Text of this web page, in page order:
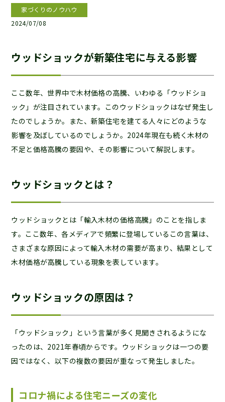
家づくりのノウハウ
2024/07/08
ウッドショックが新築住宅に与える影響
ここ数年、世界中で木材価格の高騰、いわゆる「ウッドショ
ック」が注目されています。このウッドショックはなぜ発生し
たのでしょうか。また、新築住宅を建てる人々にどのような
影響を及ぼしているのでしょうか。2024年現在も続く木材の
不足と価格高騰の要因や、その影響について解説します。
ウッドショックとは？
ウッドショックとは「輸入木材の価格高騰」のことを指しま
す。ここ数年、各メディアで頻繁に登場しているこの言葉は、
さまざまな原因によって輸入木材の需要が高まり、結果として
木材価格が高騰している現象を表しています。
ウッドショックの原因は？
「ウッドショック」という言葉が多く見聞きされるようにな
ったのは、2021年春頃からです。ウッドショックは一つの要
因ではなく、以下の複数の要因が重なって発生しました。
コロナ禍による住宅ニーズの変化